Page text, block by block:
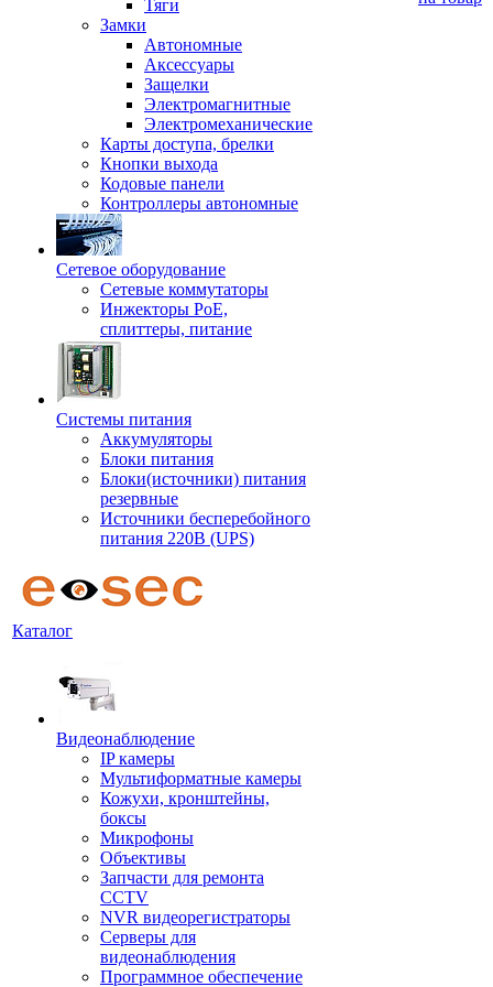
Тяги
Замки
Автономные
Аксессуары
Защелки
Электромагнитные
Электромеханические
Карты доступа, брелки
Кнопки выхода
Кодовые панели
Контроллеры автономные
Сетевое оборудование
Сетевые коммутаторы
Инжекторы РоЕ,
сплиттеры, питание
Системы питания
Аккумуляторы
Блоки питания
Блоки(источники) питания
резервные
Источники бесперебойного
питания 220В (UPS)
Каталог
Видеонаблюдение
IP камеры
Мультиформатные камеры
Кожухи, кронштейны,
боксы
Микрофоны
Объективы
Запчасти для ремонта
CCTV
NVR видеорегистраторы
Серверы для
видеонаблюдения
Программное обеспечение